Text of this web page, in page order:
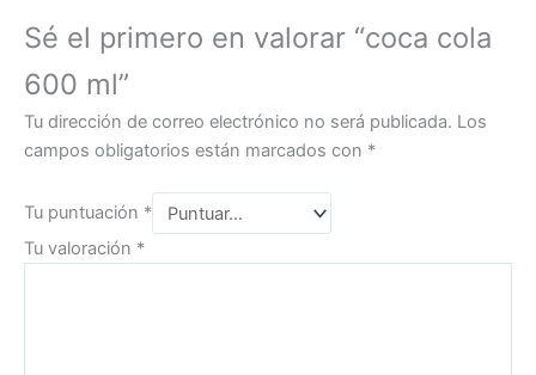
Sé el primero en valorar “coca cola
600 ml”
Tu dirección de correo electrónico no será publicada. Los
campos obligatorios están marcados con *
Tu puntuación *
Tu valoración *